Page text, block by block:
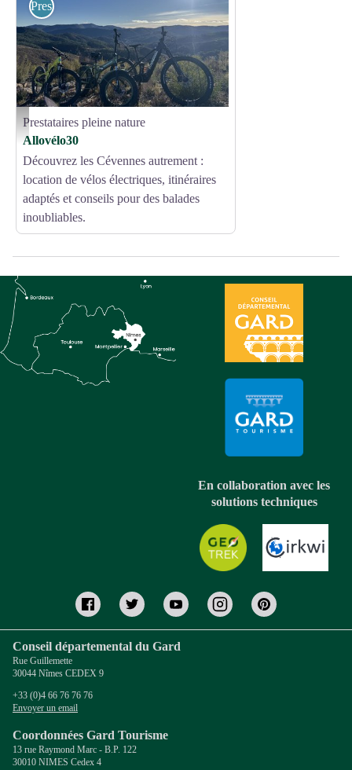
Allovélo30 - location de vélos et VTT électriques à Saint-Ambroix - Allovélo30
Prestataires pleine nature
Prestataires pleine nature
Allovélo30
Découvrez les Cévennes autrement :
location de vélos électriques, itinéraires
adaptés et conseils pour des balades
inoubliables.
En collaboration avec les
solutions techniques
Conseil départemental du Gard
Rue Guillemette
30044 Nîmes CEDEX 9
+33 (0)4 66 76 76 76
Envoyer un email
Coordonnées Gard Tourisme
13 rue Raymond Marc - B.P. 122
30010 NIMES Cedex 4